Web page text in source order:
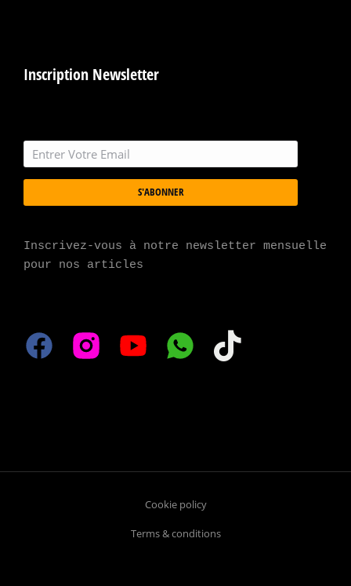
Inscription Newsletter
S'ABONNER
Inscrivez-vous à notre newsletter mensuelle
pour nos articles
Cookie policy
Terms & conditions